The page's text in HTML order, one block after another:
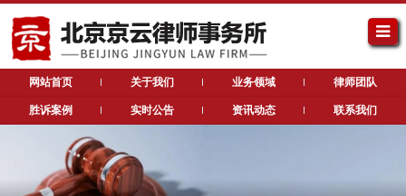
网站首页 关于我们 业务领域 律师团队
胜诉案例 实时公告 资讯动态 联系我们